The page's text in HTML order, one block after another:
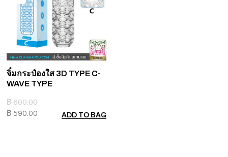
จิ๋มกระป๋องใส 3D TYPE C-
WAVE TYPE
฿600.00
฿ 590.00 ADD TO BAG